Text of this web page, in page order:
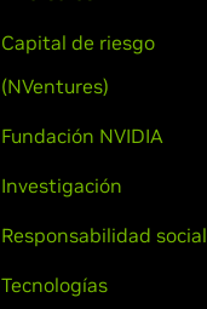
Capital de riesgo
(NVentures)
Fundación NVIDIA
Investigación
Responsabilidad social
Tecnologías